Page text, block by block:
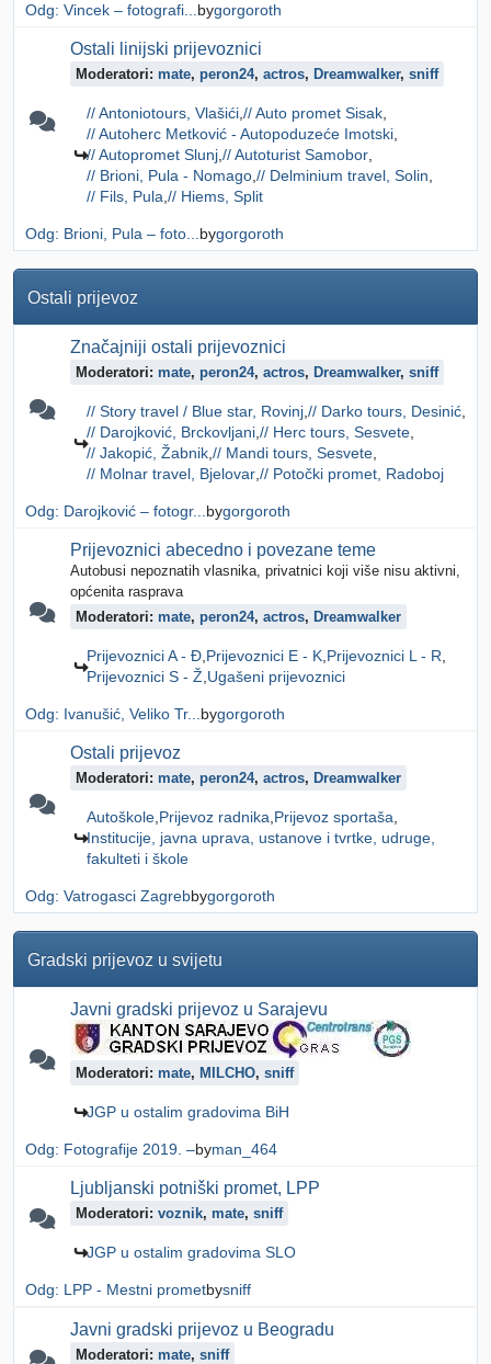
Odg: Vincek – fotografi... bygorgoroth
Ostali linijski prijevoznici
Moderatori: mate, peron24, actros, Dreamwalker, sniff
// Antoniotours, Vlašići // Auto promet Sisak
// Autoherc Metković - Autopoduzeće Imotski
// Autopromet Slunj // Autoturist Samobor
// Brioni, Pula - Nomago // Delminium travel, Solin
// Fils, Pula // Hiems, Split
Odg: Brioni, Pula – foto... bygorgoroth
Ostali prijevoz
Značajniji ostali prijevoznici
Moderatori: mate, peron24, actros, Dreamwalker, sniff
// Story travel / Blue star, Rovinj // Darko tours, Desinić
// Darojković, Brckovljani // Herc tours, Sesvete
// Jakopić, Žabnik // Mandi tours, Sesvete
// Molnar travel, Bjelovar // Potočki promet, Radoboj
Odg: Darojković – fotogr... bygorgoroth
Prijevoznici abecedno i povezane teme
Autobusi nepoznatih vlasnika, privatnici koji više nisu aktivni,
općenita rasprava
Moderatori: mate, peron24, actros, Dreamwalker
Prijevoznici A - Đ Prijevoznici E - K Prijevoznici L - R
Prijevoznici S - Ž Ugašeni prijevoznici
Odg: Ivanušić, Veliko Tr... bygorgoroth
Ostali prijevoz
Moderatori: mate, peron24, actros, Dreamwalker
Autoškole Prijevoz radnika Prijevoz sportaša
Institucije, javna uprava, ustanove i tvrtke, udruge,
fakulteti i škole
Odg: Vatrogasci Zagrebbygorgoroth
Gradski prijevoz u svijetu
Javni gradski prijevoz u Sarajevu
Moderatori: mate, MILCHO, sniff
JGP u ostalim gradovima BiH
Odg: Fotografije 2019. –byman_464
Ljubljanski potniški promet, LPP
Moderatori: voznik, mate, sniff
JGP u ostalim gradovima SLO
Odg: LPP - Mestni prometbysniff
Javni gradski prijevoz u Beogradu
Moderatori: mate, sniff